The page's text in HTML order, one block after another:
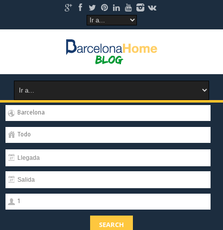
Barcelona
Todo
1
SEARCH